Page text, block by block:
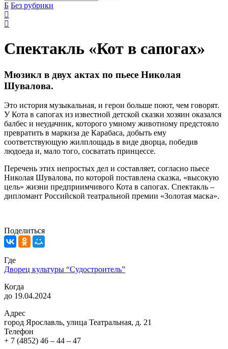
Б Без рубрики
Спектакль «Кот в сапогах»
Мюзикл в двух актах по пьесе Николая
Шувалова.
Это история музыкальная, и герои больше поют, чем говорят.
У Кота в сапогах из известной детской сказки хозяин оказался
балбес и неудачник, которого умному животному предстояло
превратить в маркиза де Карабаса, добыть ему
соответствующую жилплощадь в виде дворца, победив
людоеда и, мало того, сосватать принцессе.
Перечень этих непростых дел и составляет, согласно пьесе
Николая Шувалова, по которой поставлена сказка, «высокую
цель» жизни предприимчивого Кота в сапогах. Спектакль –
дипломант Российской театральной премии «Золотая маска».
Поделиться
Где
Дворец культуры “Судостроитель”
Когда
до 19.04.2024
Адрес
город Ярославль, улица Театральная, д. 21
Телефон
+ 7 (4852) 46 – 44 – 47